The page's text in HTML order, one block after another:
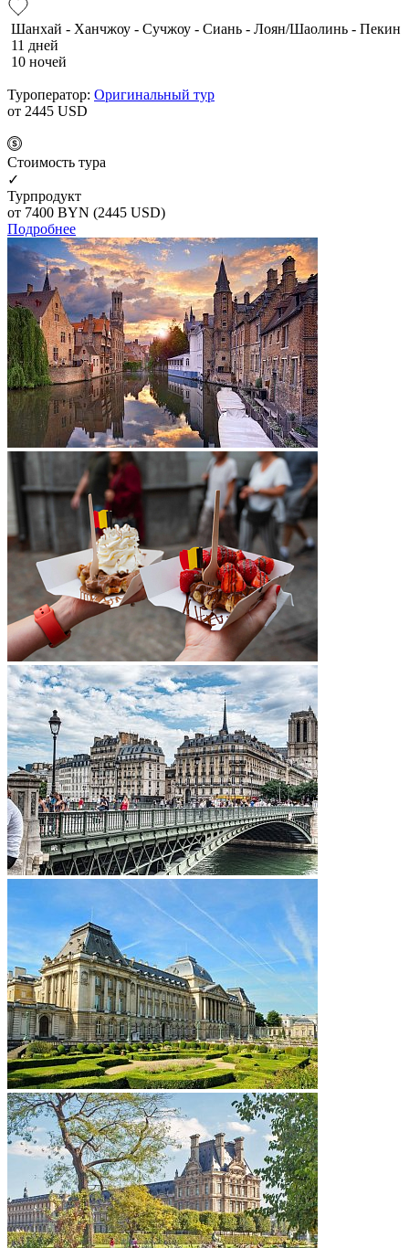
Шанхай - Ханчжоу - Сучжоу - Сиань - Лоян/Шаолинь - Пекин
11 дней
10 ночей
Туроператор: Оригинальный тур
от 2445 USD
Cтоимость тура
✓
Турпродукт
от 7400 BYN (2445 USD)
Подробнее